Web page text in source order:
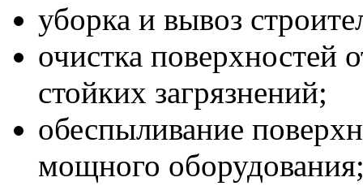
уборка и вывоз
очистка поверхностей
стойких загрязнений;
обеспыливание
мощного